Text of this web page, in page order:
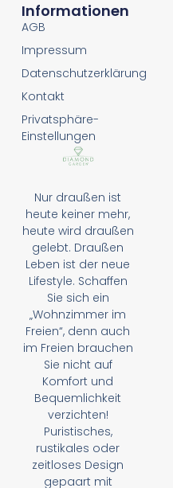
Nur draußen ist
heute keiner mehr,
heute wird draußen
gelebt. Draußen
Leben ist der neue
Lifestyle. Schaffen
Sie sich ein
„Wohnzimmer im
Freien“, denn auch
im Freien brauchen
Sie nicht auf
Komfort und
Bequemlichkeit
verzichten!
Puristisches,
rustikales oder
zeitloses Design
gepaart mit
Informationen
AGB
Impressum
Datenschutzerklärung
Kontakt
Privatsphäre-
Einstellungen